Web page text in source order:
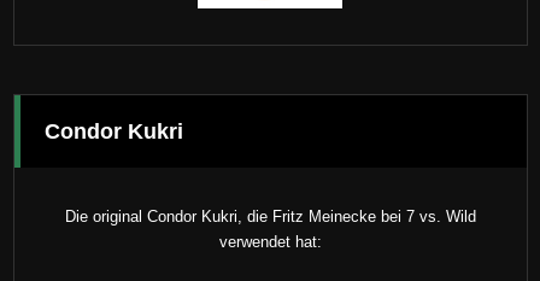
Condor Kukri
Die original Condor Kukri, die Fritz Meinecke bei 7 vs. Wild
verwendet hat: